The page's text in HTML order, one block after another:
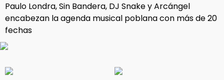
Paulo Londra, Sin Bandera, DJ Snake y Arcángel
encabezan la agenda musical poblana con más de 20
fechas